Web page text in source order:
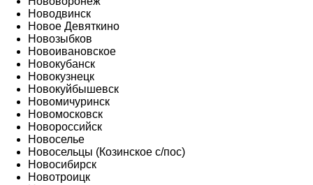
Новодвинск
Новое Девяткино
Новозыбков
Новоивановское
Новокубанск
Новокузнецк
Новокуйбышевск
Новомичуринск
Новомосковск
Новороссийск
Новоселье
Новосельцы (Козинское с/пос)
Новосибирск
Новотроицк